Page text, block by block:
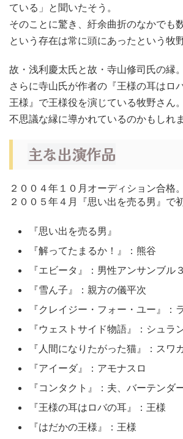
ている」と聞いたそう。
そのことに驚き、紆余曲折のなかでも
という存在は常に頭にあったという牧野
故・浅利慶太氏と故・寺山修司氏の縁。
さらに寺山氏が作者の『王様の耳はロ
王様』で王様役を演じている牧野さん。
不思議な縁に導かれているのかもしれ
主な出演作品
２００４年１０月オーディション合格。
２００５年４月『思い出を売る男』で
『思い出を売る男』
『解ってたまるか！』：熊谷
『エビータ』：男性アンサンブル
『雪ん子』：親方の儀平次
『クレイジー・フォー・ユー』：
『ウェストサイド物語』：シュラ
『人間になりたがった猫』：スワ
『アイーダ』：アモナスロ
『コンタクト』：夫、バーテンダ
『王様の耳はロバの耳』：王様
『はだかの王様』：王様